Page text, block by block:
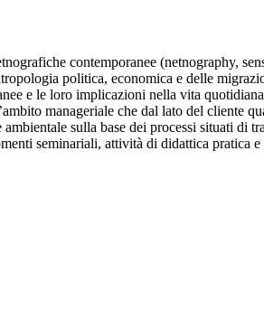
contemporanee (netnography,
politica, economica e delle
e le loro implicazioni nella vita
manageriale che dal lato del cliente
sulla base dei processi situati di
seminariali, attività di didattica pratica